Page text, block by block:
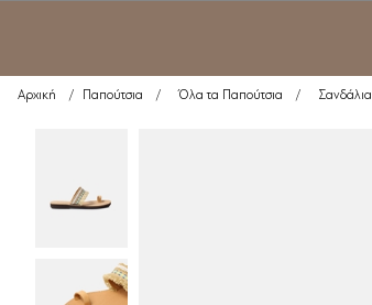
Αρχική / Παπούτσια / Όλα τα Παπούτσια / Σανδάλια